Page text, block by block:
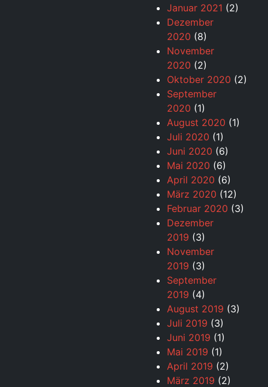
Januar 2021 (2)
Dezember
2020 (8)
November
2020 (2)
Oktober 2020 (2)
September
2020 (1)
August 2020 (1)
Juli 2020 (1)
Juni 2020 (6)
Mai 2020 (6)
April 2020 (6)
März 2020 (12)
Februar 2020 (3)
Dezember
2019 (3)
November
2019 (3)
September
2019 (4)
August 2019 (3)
Juli 2019 (3)
Juni 2019 (1)
Mai 2019 (1)
April 2019 (2)
März 2019 (2)